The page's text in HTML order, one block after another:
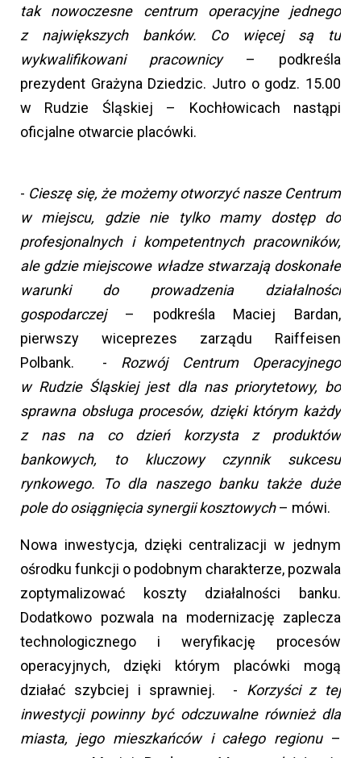
tak nowoczesne centrum operacyjne jednego
z największych banków. Co więcej są tu
wykwalifikowani pracownicy– podkreśla
prezydent Grażyna Dziedzic. Jutro o godz. 15.00
w Rudzie Śląskiej – Kochłowicach nastąpi
oficjalne otwarcie placówki.
- Cieszę się, że możemy otworzyć nasze Centrum
w miejscu, gdzie nie tylko mamy dostęp do
profesjonalnych i kompetentnych pracowników,
ale gdzie miejscowe władze stwarzają doskonałe
warunki do prowadzenia działalności
gospodarczej– podkreśla Maciej Bardan,
pierwszy wiceprezes zarządu Raiffeisen
Polbank. - Rozwój Centrum Operacyjnego
w Rudzie Śląskiej jest dla nas priorytetowy, bo
sprawna obsługa procesów, dzięki którym każdy
z nas na co dzień korzysta z produktów
bankowych, to kluczowy czynnik sukcesu
rynkowego. To dla naszego banku także duże
pole do osiągnięcia synergii kosztowych– mówi.
Nowa inwestycja, dzięki centralizacji w jednym
ośrodku funkcji o podobnym charakterze, pozwala
zoptymalizować koszty działalności banku.
Dodatkowo pozwala na modernizację zaplecza
technologicznego i weryfikację procesów
operacyjnych, dzięki którym placówki mogą
działać szybciej i sprawniej. - Korzyści z tej
inwestycji powinny być odczuwalne również dla
miasta, jego mieszkańców i całego regionu–